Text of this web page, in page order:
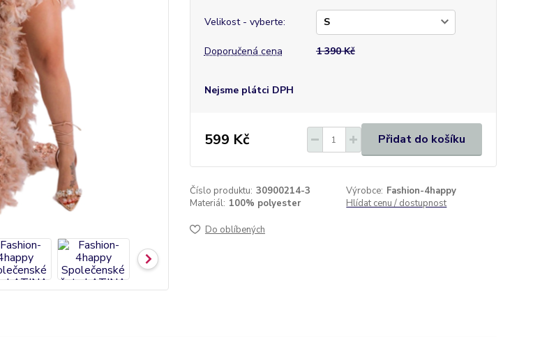
Velikost - vyberte:
Doporučená cena 1 390 Kč
Nejsme plátci DPH
599 Kč Přidat do košíku
Číslo produktu: 30900214-3 Výrobce: Fashion-4happy
Materiál: 100% polyester Hlídat cenu / dostupnost
Do oblíbených